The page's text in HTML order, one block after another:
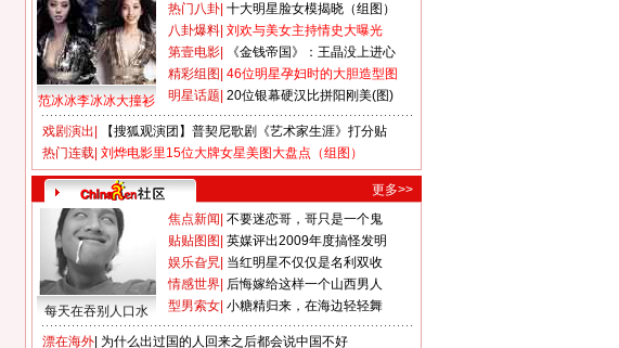
范冰冰李冰冰大撞衫
热门八卦 十大明星脸女模揭晓（组图）
八卦爆料 刘欢与美女主持情史大曝光
第壹电影
《金钱帝国》：王晶没上进心
精彩组图 46位明星孕妇时的大胆造型图
明星话题 20位银幕硬汉比拼阳刚美(图)
戏剧演出
【搜狐观演团】普契尼歌剧《艺术家生涯》打分贴
热门连载 刘烨电影里15位大牌女星美图大盘点（组图）
更多>>
每天在吞别人口水
焦点新闻 不要迷恋哥，哥只是一个鬼
贴贴图图 英媒评出2009年度搞怪发明
娱乐旮旯 当红明星不仅仅是名利双收
情感世界 后悔嫁给这样一个山西男人
型男索女 小糖精归来，在海边轻轻舞
漂在海外 为什么出过国的人回来之后都会说中国不好